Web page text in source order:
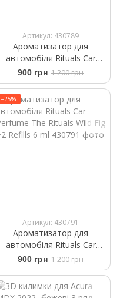
Артикул: 430789
Ароматизатор для
автомобіля Rituals ​Car
Perfume The Rituals of
Mehr +2 Refills 6 ml
900 грн 1 200 грн
−25%
Артикул: 430791
Ароматизатор для
автомобіля Rituals ​Car
Perfume The Rituals Wild Fig
+2 Refills 6 ml
900 грн 1 200 грн